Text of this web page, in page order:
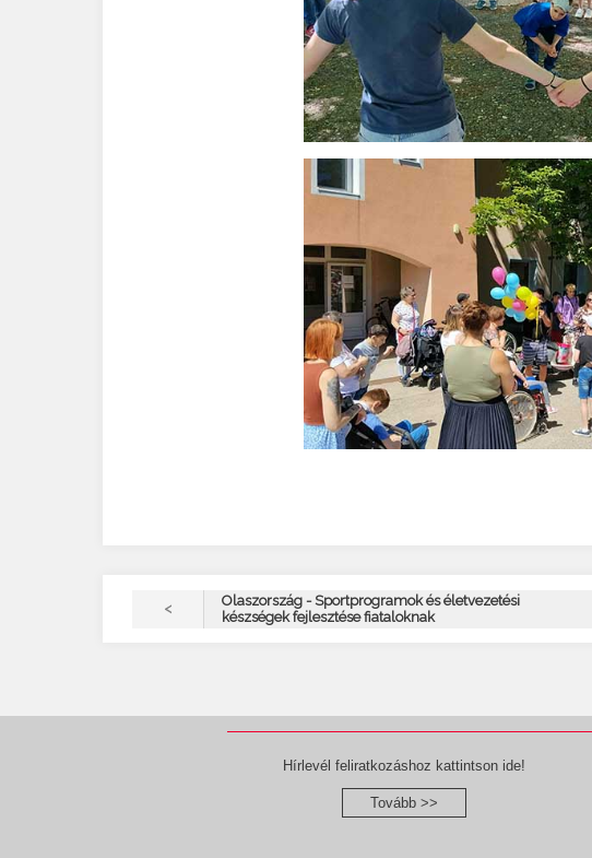
<
Olaszország - Sportprogramok és életvezetési
készségek fejlesztése fiataloknak
Hírlevél feliratkozáshoz kattintson ide!
Tovább >>